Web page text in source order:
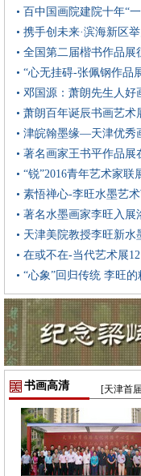
• 百中国画院建院十年“
• 携手创未来·滨海新区
• 全国第二届楷书作品展
• “心无挂碍-张佩钢作品
• 邓国源：萧朗先生人
• 萧朗百年诞辰书画艺
• 津皖翰墨缘—天津优秀
• 著名画家王书平作品展
• “锐”2016青年艺术家
• 素悟禅心-李旺水墨艺
• 著名水墨画家李旺入展
• 天津美院教授李旺新
• 在或不在-当代艺术展
• “心象”回归传统 李旺的
书画高清 [天津首